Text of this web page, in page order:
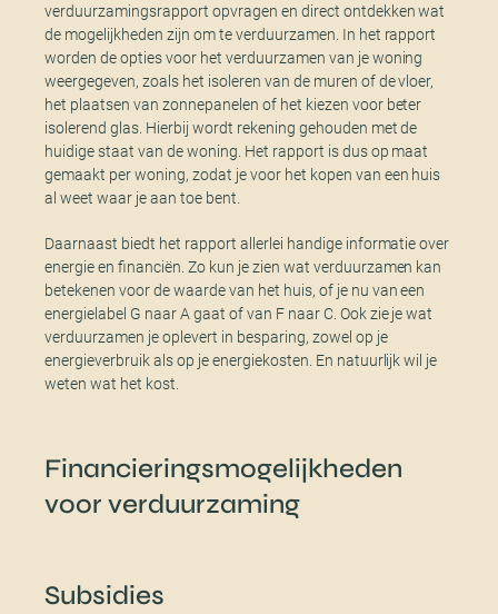
verduurzamingsrapport opvragen en direct ontdekken wat
de mogelijkheden zijn om te verduurzamen. In het rapport
worden de opties voor het verduurzamen van je woning
weergegeven, zoals het isoleren van de muren of de vloer,
het plaatsen van zonnepanelen of het kiezen voor beter
isolerend glas. Hierbij wordt rekening gehouden met de
huidige staat van de woning. Het rapport is dus op maat
gemaakt per woning, zodat je voor het kopen van een huis
al weet waar je aan toe bent.
Daarnaast biedt het rapport allerlei handige informatie over
energie en financiën. Zo kun je zien wat verduurzamen kan
betekenen voor de waarde van het huis, of je nu van een
energielabel G naar A gaat of van F naar C. Ook zie je wat
verduurzamen je oplevert in besparing, zowel op je
energieverbruik als op je energiekosten. En natuurlijk wil je
weten wat het kost.
Financieringsmogelijkheden
voor verduurzaming
Subsidies